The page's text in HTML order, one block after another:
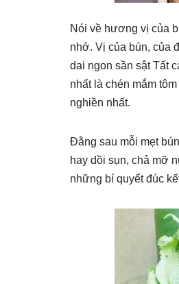
Nói về hương vị của
nhớ. Vị của bún, của
dai ngon sần sật Tất
nhất là chén mắm
nghiền nhất.
Đằng sau mỗi mẹt
hay dồi sụn, chả mỡ
những bí quyết đúc